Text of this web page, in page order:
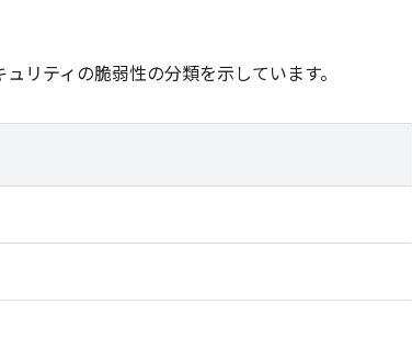
リティの脆弱性の分類を示しています。